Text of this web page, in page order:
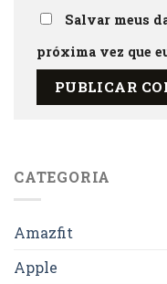
Salvar meus
próxima vez que
CATEGORIA
Amazfit
Apple